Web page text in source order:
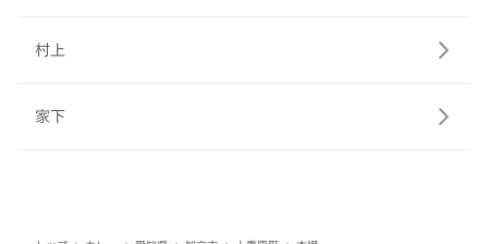
村上
家下